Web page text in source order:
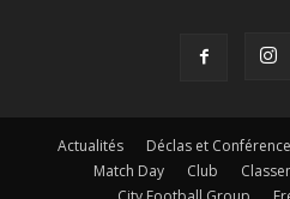
Actualités Déclas et
Match Day
Club